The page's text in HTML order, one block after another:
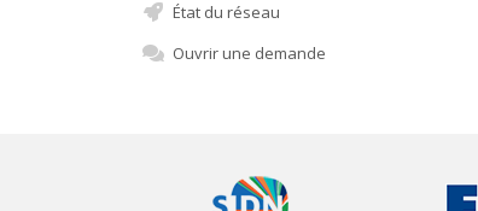
État du réseau
Ouvrir une demande